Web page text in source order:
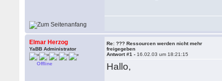
Elmar Herzog
YaBB Administrator
Offline
Re: ??? Ressourcen werden nicht mehr
freigegeben
Antwort #1 - 16.02.03 um 18:21:15
Hallo,